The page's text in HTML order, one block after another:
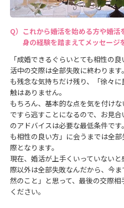
これから婚活を始める方や婚
身の経験を踏まえてメッセージ
「成婚できるぐらいとても相性の
活中の交際は全部失敗に終わりま
も残念な気持ちだけ残り、「徐々
触はありません。
もちろん、基本的な点を気を付けな
ですら逃すことになるので、お見
のアドバイスは必要な最低条件で
も相性の良い方」に会うまでは全
際となります。
現在、婚活が上手くいっていない
際以外は全部失敗なんだから、今
然のこと」と思って、最後の交際
ください。